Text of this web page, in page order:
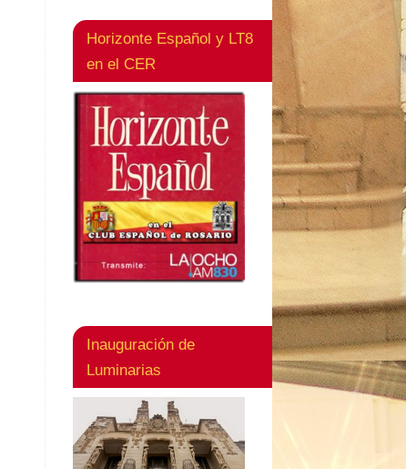
Horizonte Español y LT8
en el CER
Inauguración de
Luminarias